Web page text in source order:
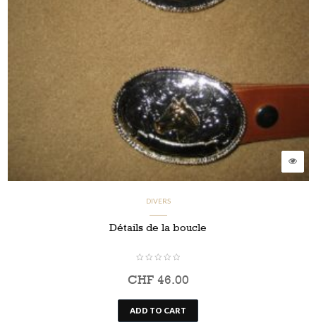
DIVERS
Détails de la boucle
CHF46.00
ADD TO CART